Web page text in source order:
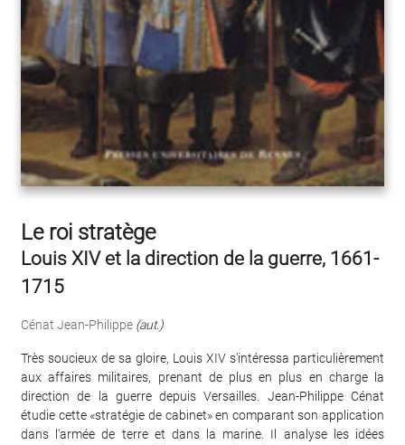
Le roi stratège
Louis XIV et la direction de la guerre, 1661-
1715
Cénat Jean-Philippe (aut.)
Très soucieux de sa gloire, Louis XIV s'intéressa particulièrement
aux affaires militaires, prenant de plus en plus en charge la
direction de la guerre depuis Versailles. Jean-Philippe Cénat
étudie cette «stratégie de cabinet» en comparant son application
dans l'armée de terre et dans la marine. Il analyse les idées